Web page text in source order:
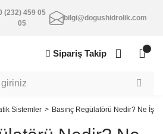
(232) 459 05
05
bilgi@dogushidrolik.com
Sipariş Takip
Sistemler Basınç Regülatörü Nedir? Ne İşe